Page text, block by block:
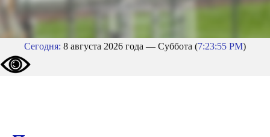
Сегодня: 8 августа 2026 года — Суббота (7:23:56 PM)